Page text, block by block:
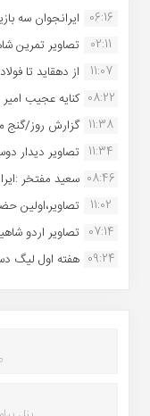
06:16 ایرانجوان سه
02:11
تصاویر تمرین
11:07
از دهقاید تا
08:22 کنایه عجیب
11:38 گزارش روز/گنج
11:34 تصاویر دیدار
08:46 سعید مفتخر
11:02
تصاویر،اولین
07:14 تصاویر اردو
09:24 هفته اول لیگ